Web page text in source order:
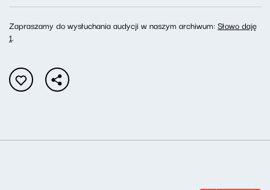
Zapraszamy do wysłuchania audycji w naszym archiwum:Słowo daję
1.